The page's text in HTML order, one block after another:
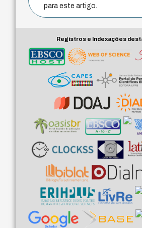
para este artigo.
Registros e Indexações